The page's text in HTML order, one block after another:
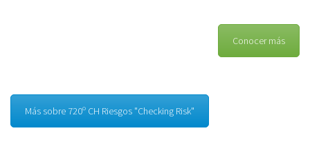
Conocer más
Más sobre 720º CH Riesgos "Checking Risk"